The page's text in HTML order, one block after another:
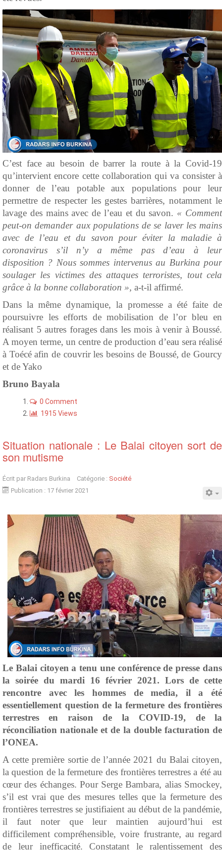
C’est face au besoin de barrer la route à la Covid-19
qu’intervient encore cette collaboration qui va consister à
donner de l’eau potable aux populations pour leur
permettre de respecter les gestes barrières, notamment le
lavage des mains avec de l’eau et du savon. « Comment
peut-on demander aux populations de se laver les mains
avec de l’eau et du savon pour éviter la maladie à
coronavirus s’il n’y a même pas d’eau à leur
disposition ? Nous sommes intervenus au Burkina pour
soulager les victimes des attaques terroristes, tout cela
grâce à la bonne collaboration », a-t-il affirmé.
Dans la même dynamique, la promesse a été faite de
poursuivre les efforts de mobilisation de l’or bleu en
réalisant 5 autres forages dans les mois à venir à Boussé.
A moyen terme, un centre de production d’eau sera réalisé
à Toécé afin de couvrir les besoins de Boussé, de Gourcy
et de Yako
Bruno Bayala
0 Comment
1915 Views
Situation nationale : Le Balai citoyen sort de
son mutisme
Écrit par Radars Burkina Catégorie : Société
Publication : 17 février 2021
Le Balai citoyen a tenu une conférence de presse dans
la soirée du mardi 16 février 2021. Lors de cette
rencontre avec les hommes de media, il a été
essentiellement question de la fermeture des frontières
terrestres en raison de la COVID-19, de la
réconciliation nationale et de la double facturation de
l’ONEA.
A cette première sortie de l’année 2021 du Balai citoyen,
la question de la fermeture des frontières terrestres a été au
cœur des échanges. Pour Serge Bambara, alias Smockey,
s’il est vrai que des mesures telles que la fermeture des
frontières terrestres se justifiaient au début de la pandémie,
il faut noter que leur maintien aujourd’hui est
difficilement compréhensible, voire frustrante, au regard
de leur inefficacité. Constatant le ralentissement des